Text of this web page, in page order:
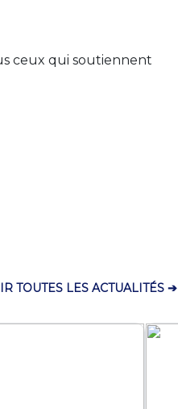
ceux qui soutiennent
TOUTES LES ACTUALITÉS ➔